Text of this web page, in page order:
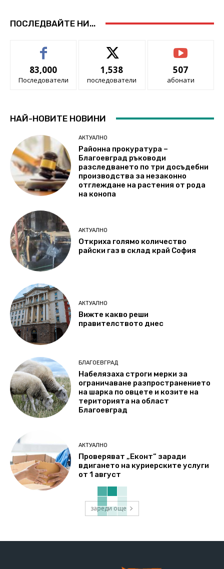
ПОСЛЕДВАЙТЕ НИ...
83,000
Последователи
1,538
последователи
507
абонати
НАЙ-НОВИТЕ НОВИНИ
АКТУАЛНО
Районна прокуратура –
Благоевград ръководи
разследването по три досъдебни
производства за незаконно
отглеждане на растения от рода
на конопа
АКТУАЛНО
Откриха голямо количество
райски газ в склад край София
АКТУАЛНО
Вижте какво реши
правителството днес
БЛАГОЕВГРАД
Набелязаха строги мерки за
ограничаване разпространението
на шарка по овцете и козите на
територията на област
Благоевград
АКТУАЛНО
Проверяват „Еконт“ заради
вдигането на куриерските услуги
от 1 август
зареди още